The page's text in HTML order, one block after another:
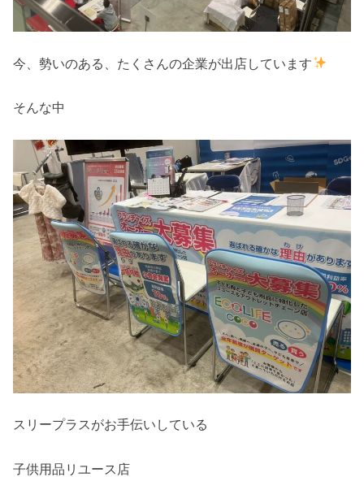
今、勢いのある、たくさんの企業が出店しています
そんな中
スリープラスがお手伝いしている
子供用品リユース店